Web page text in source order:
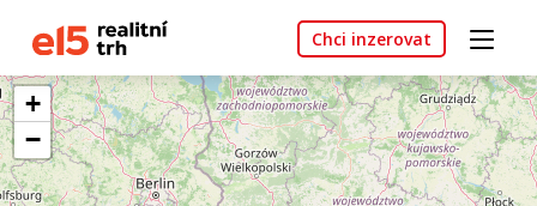
Chci inzerovat
+
−